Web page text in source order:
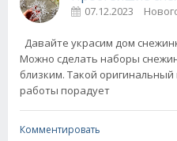
07.12.2023
Давайте украсим дом
Можно сделать наборы
близким. Такой
работы порадует
Комментировать